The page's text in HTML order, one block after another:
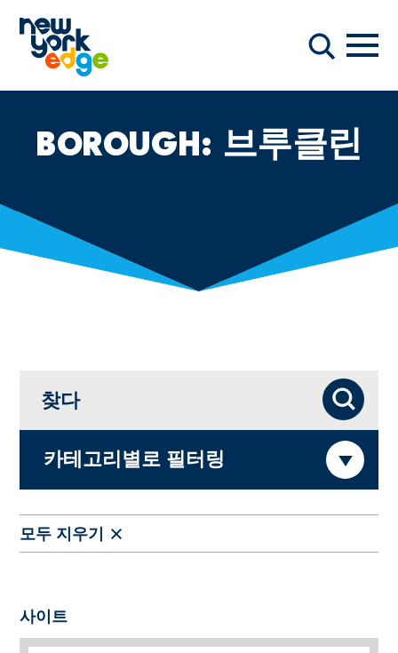
찾다
항해
BOROUGH: 브루클린
카테고리별로 필터링
찾다 찾다
모두 지우기
사이트